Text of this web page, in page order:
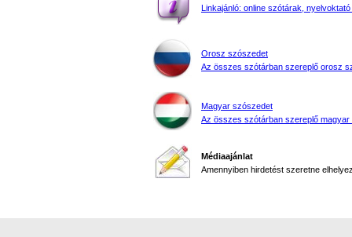
Linkajánló: online szótárak, nyelvoktató
Orosz szószedet
Az összes szótárban szereplő orosz
Magyar szószedet
Az összes szótárban szereplő magyar
Médiaajánlat
Amennyiben hirdetést szeretne